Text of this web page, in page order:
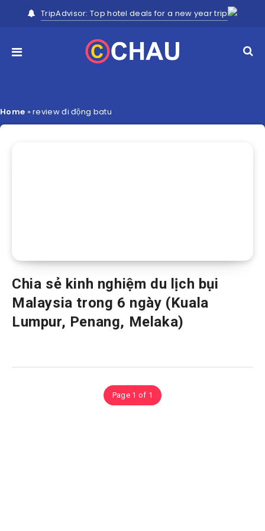
TripAdvisor: Top hotel deals for a new year trip
Home »review đi động batu
Chia sẻ kinh nghiệm du lịch bụi
Malaysia trong 6 ngày (Kuala
Lumpur, Penang, Melaka)
Page 1 of 1